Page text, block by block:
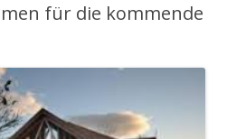
für die kommende